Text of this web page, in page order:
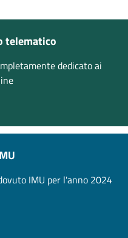
telematico
dedicato ai
IMU per l'anno 2024